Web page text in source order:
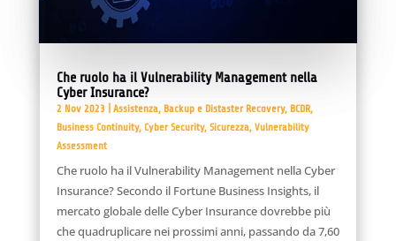
Che ruolo ha il Vulnerability Management nella
Cyber Insurance?
2 Nov 2023 Assistenza, Backup e Distaster Recovery, BCDR,
Business Continuity, Cyber Security, Sicurezza, Vulnerability
Assessment
Che ruolo ha il Vulnerability Management nella Cyber
Insurance? Secondo il Fortune Business Insights, il
mercato globale delle Cyber Insurance dovrebbe più
che quadruplicare nei prossimi anni, passando da 7,60